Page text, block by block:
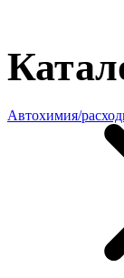
Автохимия/